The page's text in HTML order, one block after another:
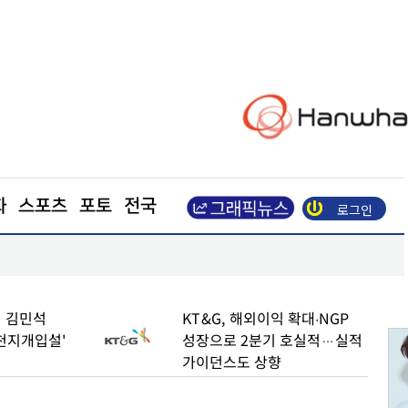
스포츠 포토 전국 로그인
김민석
개입설'
KT&G, 해외이익 확대∙NGP
성장으로 2분기 호실적…실적
가이던스도 상향